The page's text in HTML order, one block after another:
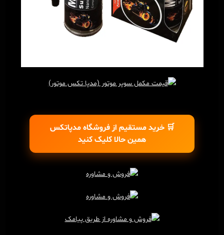
🛒 خرید مستقیم از فروشگاه مدپاتکس
همین حالا کلیک کنید